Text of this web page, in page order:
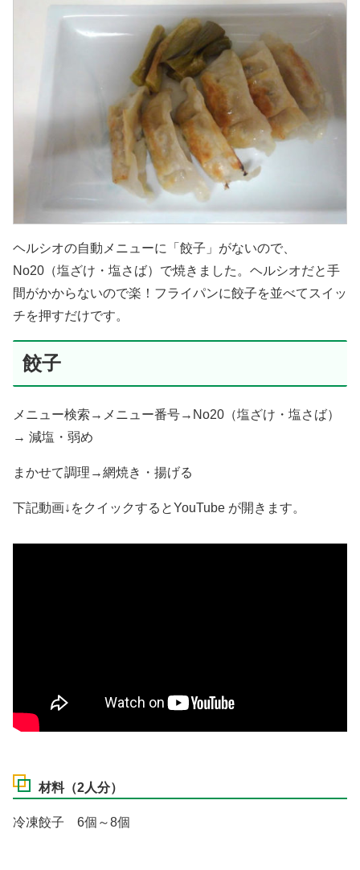
ヘルシオの自動メニューに「餃子」がないので、
No20（塩ざけ・塩さば）で焼きました。ヘルシオだと手
間がかからないので楽！フライパンに餃子を並べてスイッ
チを押すだけです。
餃子
メニュー検索→メニュー番号→No20（塩ざけ・塩さば）
→ 減塩・弱め
まかせて調理→網焼き・揚げる
下記動画↓をクイックするとYouTube が開きます。
材料（2人分）
冷凍餃子 6個～8個